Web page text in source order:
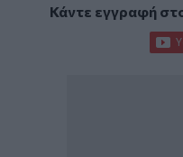
Κάντε εγγραφή